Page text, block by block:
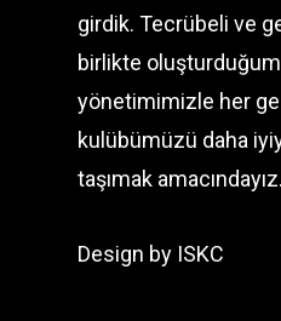
girdik. Tecrübeli ve
birlikte
yönetimimizle her
kulübümüzü daha
taşımak amacındayız.
Design by ISKC